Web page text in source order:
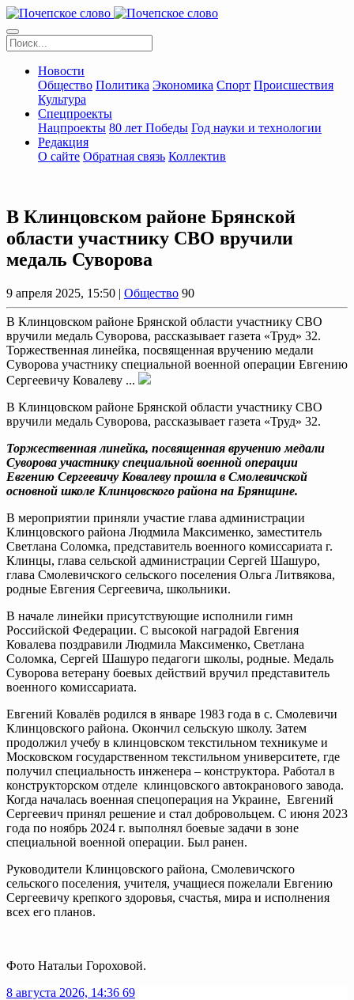
Новости
Общество Политика Экономика Спорт Происшествия
Культура
Спецпроекты
Нацпроекты 80 лет Победы Год науки и технологии
Редакция
О сайте Обратная связь Коллектив
В Клинцовском районе Брянской
области участнику СВО вручили
медаль Суворова
9 апреля 2025, 15:50 | Общество 90
В Клинцовском районе Брянской области участнику СВО
вручили медаль Суворова, рассказывает газета «Труд» 32.
Торжественная линейка, посвященная вручению медали
Суворова участнику специальной военной операции Евгению
Сергеевичу Ковалеву ...
В Клинцовском районе Брянской области участнику СВО
вручили медаль Суворова, рассказывает газета «Труд» 32.
Торжественная линейка, посвященная вручению медали
Суворова участнику специальной военной операции
Евгению Сергеевичу Ковалеву прошла в Смолевичской
основной школе Клинцовского района на Брянщине.
В мероприятии приняли участие глава администрации
Клинцовского района Людмила Максименко, заместитель
Светлана Соломка, представитель военного комиссариата г.
Клинцы, глава сельской администрации Сергей Шашуро,
глава Смолевичского сельского поселения Ольга Литвякова,
родные Евгения Сергеевича, школьники.
В начале линейки присутствующие исполнили гимн
Российской Федерации. С высокой наградой Евгения
Ковалева поздравили Людмила Максименко, Светлана
Соломка, Сергей Шашуро педагоги школы, родные. Медаль
Суворова ветерану боевых действий вручил представитель
военного комиссариата.
Евгений Ковалёв родился в январе 1983 года в с. Смолевичи
Клинцовского района. Окончил сельскую школу. Затем
продолжил учебу в клинцовском текстильном техникуме и
Московском государственном текстильном университете, где
получил специальность инженера – конструктора. Работал в
конструкторском отделе клинцовского автокранового завода.
Когда началась военная спецоперация на Украине, Евгений
Сергеевич принял решение и стал добровольцем. С июня 2023
года по ноябрь 2024 г. выполнял боевые задачи в зоне
специальной военной операции. Был ранен.
Руководители Клинцовского района, Смолевичского
сельского поселения, учителя, учащиеся пожелали Евгению
Сергеевичу крепкого здоровья, счастья, мира и исполнения
всех его планов.
Фото Натальи Гороховой.
8 августа 2026, 14:36 69